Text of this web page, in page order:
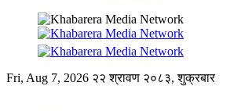
Fri, Aug 7, 2026 २२ श्रावण २०८३, शुक्रबार